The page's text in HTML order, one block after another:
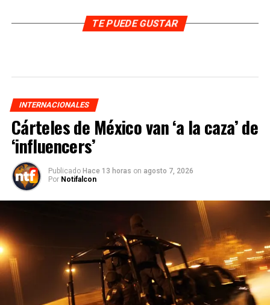
TE PUEDE GUSTAR
INTERNACIONALES
Cárteles de México van ‘a la caza’ de
‘influencers’
Publicado Hace 13 horas on agosto 7, 2026
Por Notifalcon